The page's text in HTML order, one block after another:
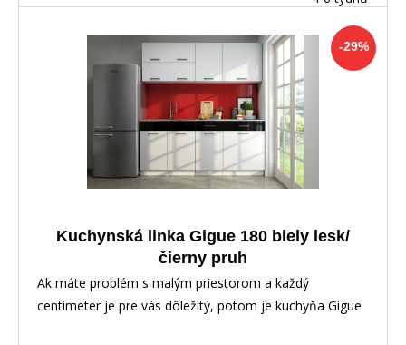
-29%
Kuchynská linka Gigue 180 biely lesk/
čierny pruh
Ak máte problém s malým priestorom a každý
centimeter je pre vás dôležitý, potom je kuchyňa Gigue